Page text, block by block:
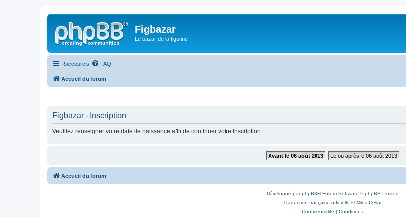
Figbazar
Le bazar de la figurine
Raccourcis FAQ
Accueil du forum
Figbazar - Inscription
Veuillez renseigner votre date de naissance afin de continuer votre inscription.
Avant le 06 août 2013 Le ou après le 06 août 2013
Accueil du forum
Développé parphpBB® Forum Software © phpBB Limited
Traduction française officielle ©Miles Cellar
Confidentialité | Conditions